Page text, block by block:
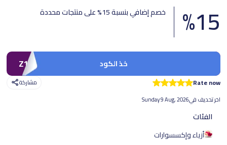
15
% خصم إضافي بنسبة 15% على منتجات محددة
Z10 خذ الكود
Rate now
مشاركة
اخر تحديف فيSunday 9 Aug, 2026
الفئات
أزياء وإكسسوارات